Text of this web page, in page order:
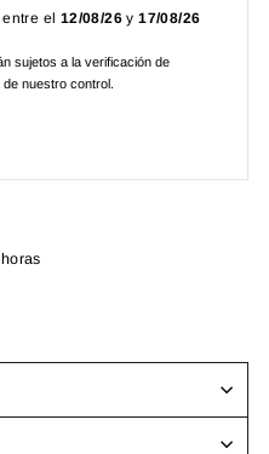
el 12/08/26y17/08/26
sujetos a la verificación de
nuestro control.